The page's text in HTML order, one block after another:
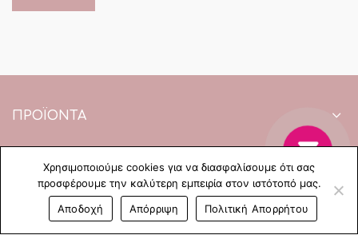
ΠΡΟΪΌΝΤΑ
ΠΛΗΡΟΦΟΡΙΕΣ
Shop
0
Cart My account
Χρησιμοποιούμε cookies για να διασφαλίσουμε ότι σας
προσφέρουμε την καλύτερη εμπειρία στον ιστότοπό μας.
Αποδοχή
Απόρριψη Πολιτική Απορρήτου